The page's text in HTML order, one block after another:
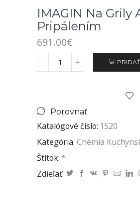
IMAGIN Na
Pripálením
691.00€
Porovnať
Katalógové číslo: 1520
Kategória Chémia
Štítok: *
Zdieľať: